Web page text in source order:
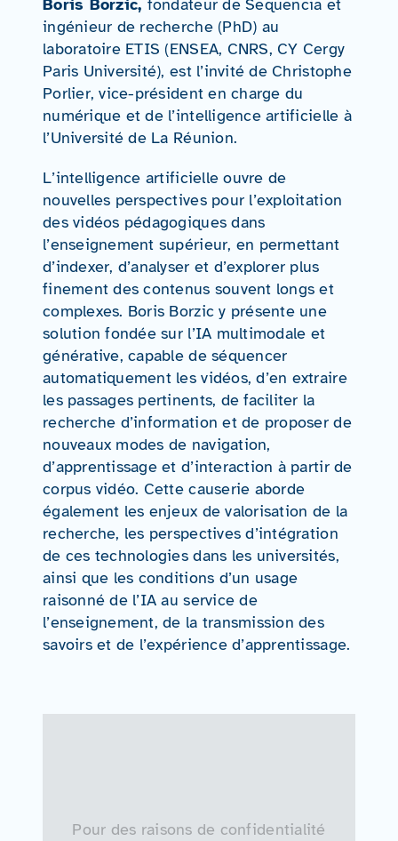
Boris Borzic, fondateur de Sequencia et
ingénieur de recherche (PhD) au
laboratoire ETIS (ENSEA, CNRS, CY Cergy
Paris Université), est l’invité de Christophe
Porlier, vice-président en charge du
numérique et de l’intelligence artificielle à
l’Université de La Réunion.
L’intelligence artificielle ouvre de
nouvelles perspectives pour l’exploitation
des vidéos pédagogiques dans
l’enseignement supérieur, en permettant
d’indexer, d’analyser et d’explorer plus
finement des contenus souvent longs et
complexes. Boris Borzic y présente une
solution fondée sur l’IA multimodale et
générative, capable de séquencer
automatiquement les vidéos, d’en extraire
les passages pertinents, de faciliter la
recherche d’information et de proposer de
nouveaux modes de navigation,
d’apprentissage et d’interaction à partir de
corpus vidéo. Cette causerie aborde
également les enjeux de valorisation de la
recherche, les perspectives d’intégration
de ces technologies dans les universités,
ainsi que les conditions d’un usage
raisonné de l’IA au service de
l’enseignement, de la transmission des
savoirs et de l’expérience d’apprentissage.
Pour des raisons de confidentialité